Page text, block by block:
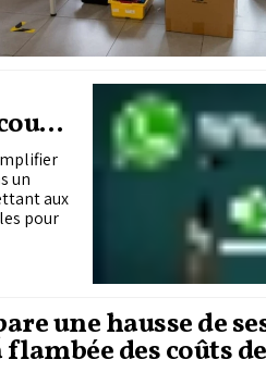
un
aux
pour
une hausse de
flambée des coûts